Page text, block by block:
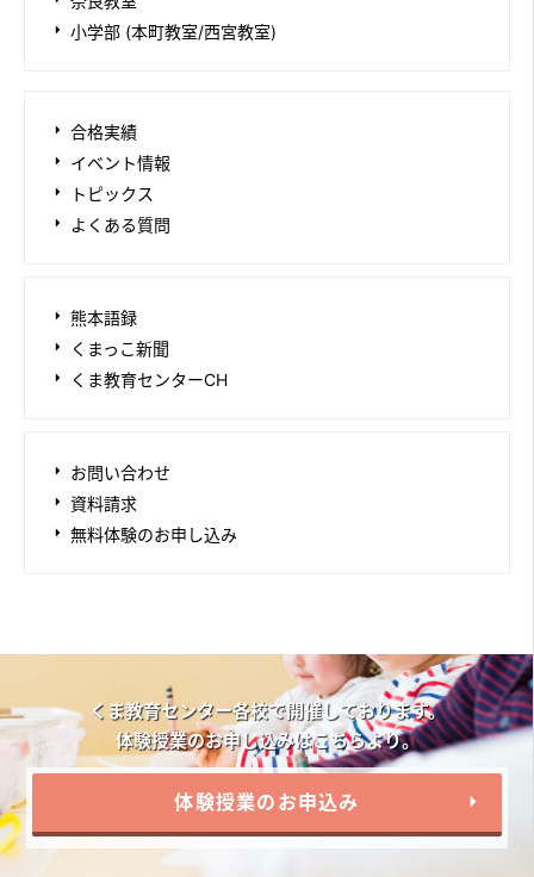
小学部 (本町教室/西宮教室)
合格実績
イベント情報
トピックス
よくある質問
熊本語録
くまっこ新聞
くま教育センターCH
お問い合わせ
資料請求
無料体験のお申し込み
くま教育センター各校で開催しております。
体験授業のお申し込みはこちらより。
体験授業のお申込み